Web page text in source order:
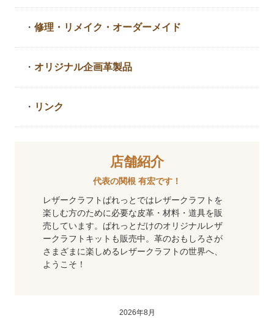
・修理・リメイク・ オーダーメイド
・ オリジナル企画革製品
・ リンク
店舗紹介
代表の関根 有宏です！
レザークラフトぱれっとではレザークラフトを
楽しむ方のために必要な皮革・材料・道具を販
売しています。ぱれっとだけのオリジナルレザ
ークラフトキットも販売中。革のおもしろさが
さまざまに楽しめるレザークラフトの世界へ、
ようこそ！
2026年8月